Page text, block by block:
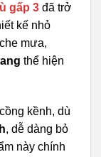
gấp 3 đã trở
kế nhỏ
mưa,
thể hiện
kềnh, dù
, dễ dàng bỏ
này chính